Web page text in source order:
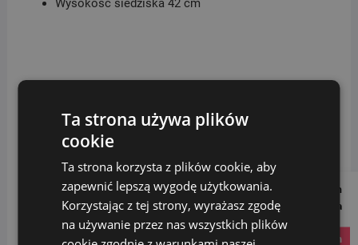
Follow us on
Social Media
instagram
Ta strona używa plików
cookie
Ta strona korzysta z plików cookie, aby
zapewnić lepszą wygodę użytkowania.
Korzystając z tej strony, wyrażasz zgodę
na używanie przez nas wszystkich plików